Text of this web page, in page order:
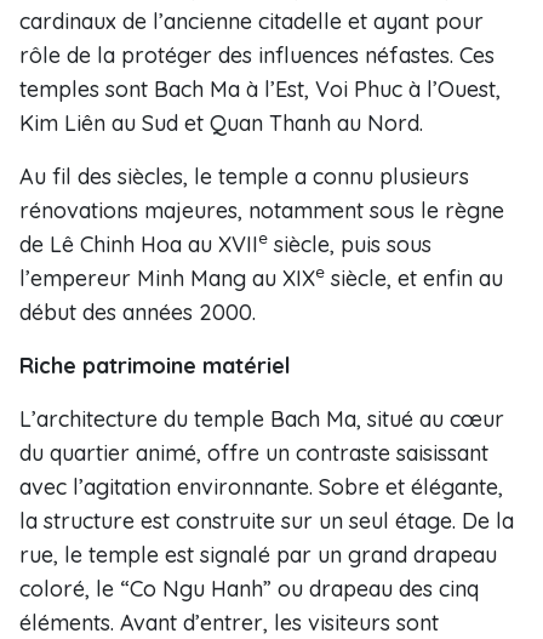
cardinaux de l’ancienne citadelle et ayant pour
rôle de la protéger des influences néfastes. Ces
temples sont Bach Ma à l’Est, Voi Phuc à l’Ouest,
Kim Liên au Sud et Quan Thanh au Nord.
Au fil des siècles, le temple a connu plusieurs
rénovations majeures, notamment sous le règne
de Lê Chinh Hoa au XVIIe siècle, puis sous
l’empereur Minh Mang au XIXe siècle, et enfin au
début des années 2000.
Riche patrimoine matériel
L’architecture du temple Bach Ma, situé au cœur
du quartier animé, offre un contraste saisissant
avec l’agitation environnante. Sobre et élégante,
la structure est construite sur un seul étage. De la
rue, le temple est signalé par un grand drapeau
coloré, le “Co Ngu Hanh” ou drapeau des cinq
éléments. Avant d’entrer, les visiteurs sont